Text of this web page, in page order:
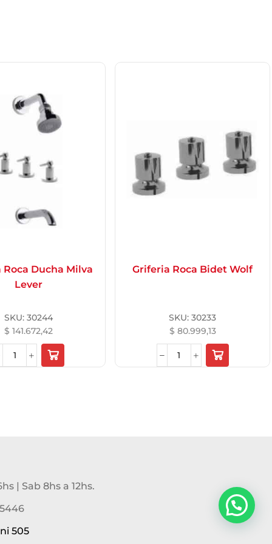
Roca Ducha Milva
Lever
SKU: 30244
$ 141.672,42
Griferia Roca Bidet Wolf
SKU:30233
$ 80.999,13
| Sab 8hs a 12hs.
505